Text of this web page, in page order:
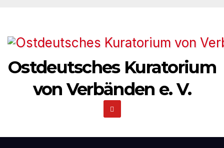
Ostdeutsches Kuratorium
von Verbänden e. V.